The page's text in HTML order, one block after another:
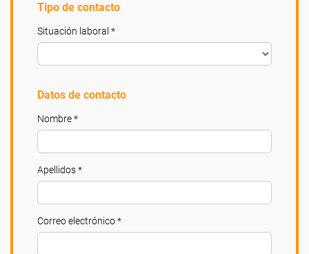
Tipo de contacto
Situación laboral *
Datos de contacto
Nombre *
Apellidos *
Correo electrónico *